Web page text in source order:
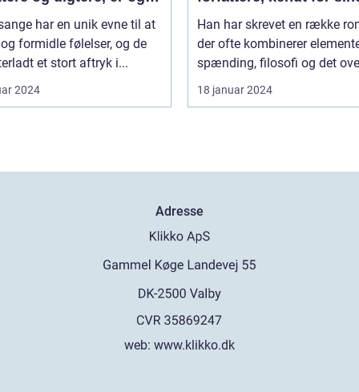
for sine smukke
har en unik evne til at
formidle følelser, og de
et stort aftryk i...
2024
spændende og
tankevækkende bøger
Han har skrevet en række
der ofte kombinerer
spænding, filosofi og det
18 januar 2024
Adresse
web: www.klikko.dk